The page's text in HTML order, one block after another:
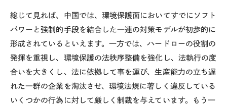
総じて見れば、中国では、環境保護面においてすでにソフト
パワーと強制的手段を結合した一連の対策モデルが初歩的に
形成されているといえます。一方では、ハードローの役割の
発揮を重視し、環境保護の法秩序整備を強化し、法執行の度
合いを大きくし、法に依拠して事を運び、生産能力の立ち遅
れた一群の企業を淘汰させ、環境法規に著しく違反している
いくつかの行為に対して厳しく制裁を与えています。もう一